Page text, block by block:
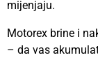
mijenjaju.
Motorex brine i
– da vas